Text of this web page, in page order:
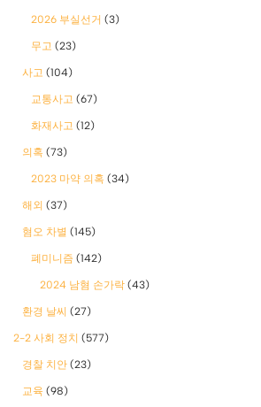
2026 부실선거 (3)
무고 (23)
사고 (104)
교통사고 (67)
화재사고 (12)
의혹 (73)
2023 마약 의혹 (34)
해외 (37)
혐오 차별 (145)
폐미니즘 (142)
2024 남혐 손가락 (43)
환경 날씨 (27)
2-2 사회 정치 (577)
경찰 치안 (23)
교육 (98)